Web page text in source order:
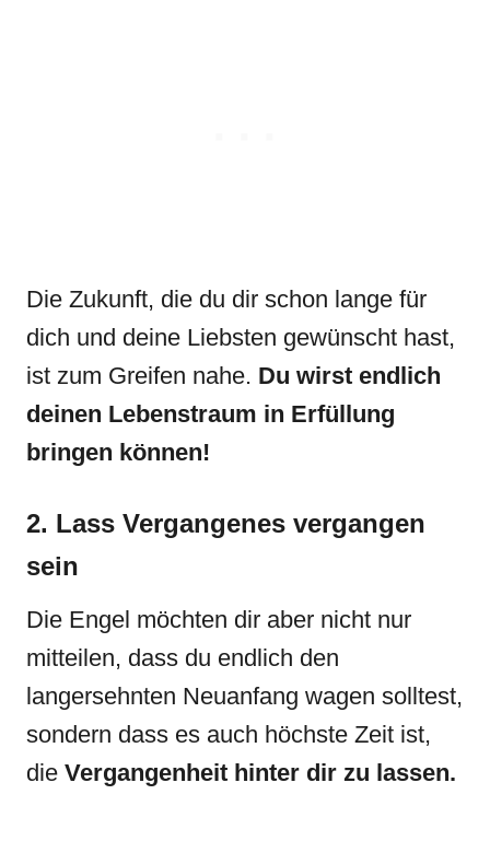
Die Zukunft, die du dir schon lange für
dich und deine Liebsten gewünscht hast,
ist zum Greifen nahe. Du wirst endlich
deinen Lebenstraum in Erfüllung
bringen können!
2. Lass Vergangenes vergangen
sein
Die Engel möchten dir aber nicht nur
mitteilen, dass du endlich den
langersehnten Neuanfang wagen solltest,
sondern dass es auch höchste Zeit ist,
die Vergangenheit hinter dir zu lassen.